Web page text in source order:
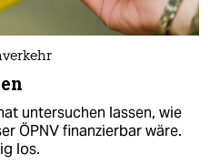
untersuchen lassen, wie
ÖPNV finanzierbar wäre.
los.